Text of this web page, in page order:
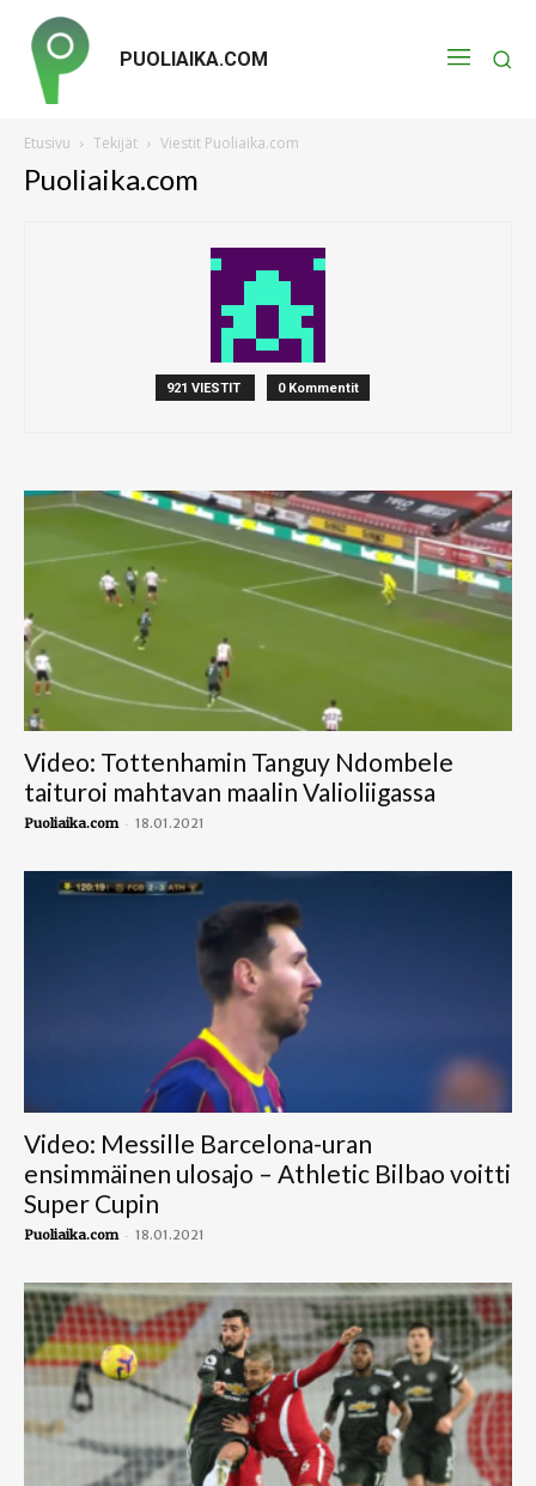
PUOLIAIKA.COM
Etusivu Tekijät Viestit Puoliaika.com
Puoliaika.com
921 VIESTIT 0 Kommentit
Video: Tottenhamin Tanguy Ndombele
taituroi mahtavan maalin Valioliigassa
Puoliaika.com - 18.01.2021
Video: Messille Barcelona-uran
ensimmäinen ulosajo – Athletic Bilbao voitti
Super Cupin
Puoliaika.com - 18.01.2021